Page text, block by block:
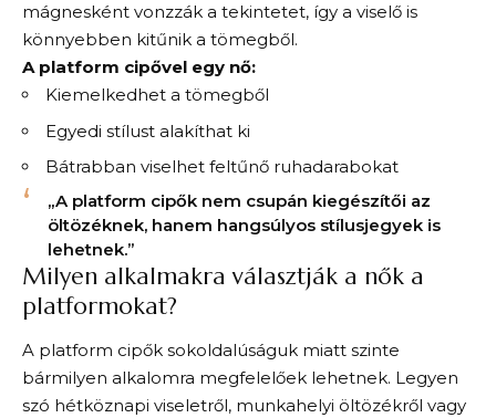
mágnesként vonzzák a tekintetet, így a viselő is
könnyebben kitűnik a tömegből.
A platform cipővel egy nő:
Kiemelkedhet a tömegből
Egyedi stílust alakíthat ki
Bátrabban viselhet feltűnő ruhadarabokat
„A platform cipők nem csupán kiegészítői az
öltözéknek, hanem hangsúlyos stílusjegyek is
lehetnek.”
Milyen alkalmakra választják a nők a
platformokat?
A platform cipők sokoldalúságuk miatt szinte
bármilyen alkalomra megfelelőek lehetnek. Legyen
szó hétköznapi viseletről, munkahelyi öltözékről vagy